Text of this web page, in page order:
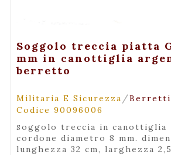
+
Soggolo treccia piatta
mm in canottiglia
berretto
Militaria E Sicurezza /Berretti
Codice 90096006
soggolo treccia in canottiglia argentata,
cordone diametro 8 mm.
lunghezza 32 cm, larghezza